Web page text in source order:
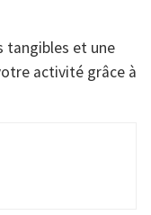
tangibles et une
activité grâce à